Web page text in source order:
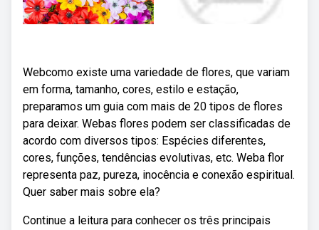
Webcomo existe uma variedade de flores, que variam
em forma, tamanho, cores, estilo e estação,
preparamos um guia com mais de 20 tipos de flores
para deixar. Webas flores podem ser classificadas de
acordo com diversos tipos: Espécies diferentes,
cores, funções, tendências evolutivas, etc. Weba flor
representa paz, pureza, inocência e conexão espiritual.
Quer saber mais sobre ela?
Continue a leitura para conhecer os três principais